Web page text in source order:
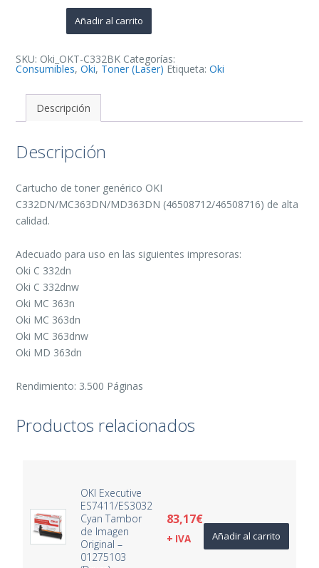
Reemplaza
46508712/46508716
Añadir al carrito
SKU: Oki_OKT-C332BK Categorías:
Consumibles,Oki, Toner (Laser) Etiqueta:Oki
Descripción
Descripción
Cartucho de toner genérico OKI
C332DN/MC363DN/MD363DN (46508712/46508716) de alta
calidad.
Adecuado para uso en las siguientes impresoras:
Oki C 332dn
Oki C 332dnw
Oki MC 363n
Oki MC 363dn
Oki MC 363dnw
Oki MD 363dn
Rendimiento: 3.500 Páginas
Productos relacionados
OKI Executive
ES7411/ES3032
Cyan Tambor
de Imagen
Original –
01275103
83,17€
+ IVA Añadir al carrito